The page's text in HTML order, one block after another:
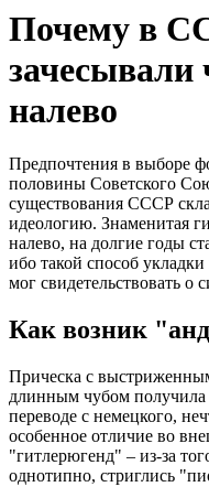
Почему в
зачесывали
налево
Предпочтения в выборе
половины Советского
существования СССР
идеологию. Знаменитая
налево, на долгие годы
ибо такой способ
мог свидетельствовать о
Как возник
Прическа с
длинным чубом получила
переводе с немецкого,
особенное отличие во
"гитлерюгенд" – из-за
однотипно, стриглись